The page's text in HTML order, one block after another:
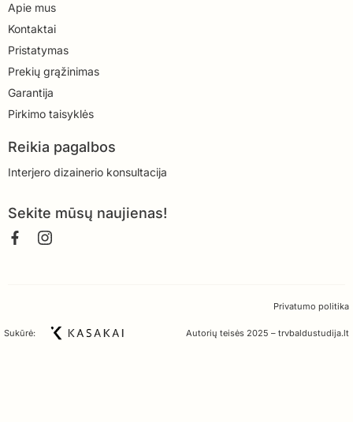
Apie mus
Kontaktai
Pristatymas
Prekių grąžinimas
Garantija
Pirkimo taisyklės
Reikia pagalbos
Interjero dizainerio konsultacija
Sekite mūsų naujienas!
Privatumo politika
Sukūrė: Autorių teisės 2025 – trvbaldustudija.lt